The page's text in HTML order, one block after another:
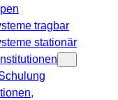
tragbar
stationär